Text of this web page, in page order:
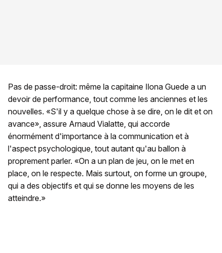
Pas de passe-droit: même la capitaine Ilona Guede a un
devoir de performance, tout comme les anciennes et les
nouvelles. «S'il y a quelque chose à se dire, on le dit et on
avance», assure Arnaud Vialatte, qui accorde
énormément d'importance à la communication et à
l'aspect psychologique, tout autant qu'au ballon à
proprement parler. «On a un plan de jeu, on le met en
place, on le respecte. Mais surtout, on forme un groupe,
qui a des objectifs et qui se donne les moyens de les
atteindre.»